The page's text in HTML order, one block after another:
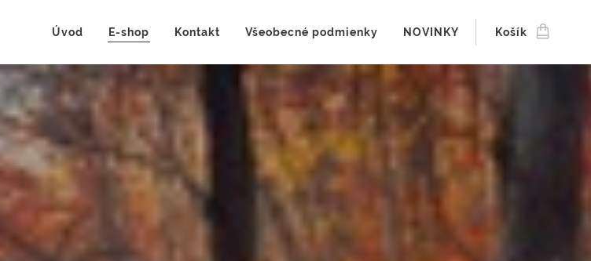
Košík
Úvod E-shop Kontakt Všeobecné podmienky NOVINKY